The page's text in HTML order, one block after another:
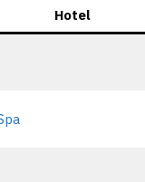
Hotel